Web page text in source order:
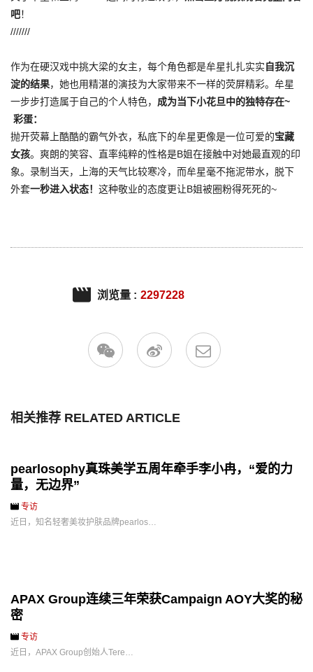
吧！
///////
作为在硬汉戏中挑大梁的女主，每个角色都是牟星扎扎实实自我沉
淀的结果，她也用精湛的演技为大家带来不一样的荧屏精彩。牟星
一步步打造属于自己的个人特色， 成为当下小花旦中的独特存在~
彩蛋：
抛开荧幕上酷酷的霸气外衣，私底下的牟星更像是一位可爱的宝藏
女孩。爽朗的笑容、直率纯粹的性格是B姐在接触中对她最直观的印
象。录制当天，上海的天气比较寒冷，而牟星毫不拖泥带水，脱下
外套一秒进入状态！ 这种敬业的态度更让B姐被圈粉得死死的~
浏览量 : 2297228
相关推荐 RELATED ARTICLE
pearlosophy真珠美学五周年牵手李小冉，“爱的力
量，无边界”
专访
近日，知名轻奢美妆护肤品牌pearlos…
APAX Group连续三年荣获Campaign AOY大奖的秘
密
专访
近日，APAX Group创始人Tere…